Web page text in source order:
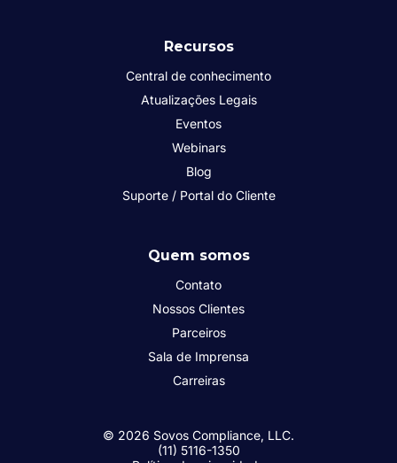
Recursos
Central de conhecimento
Atualizações Legais
Eventos
Webinars
Blog
Suporte / Portal do Cliente
Quem somos
Contato
Nossos Clientes
Parceiros
Sala de Imprensa
Carreiras
© 2026 Sovos Compliance, LLC.
(11) 5116-1350